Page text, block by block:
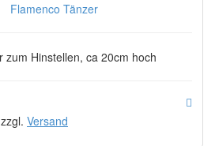
Flamenco Tänzer
zum Hinstellen, ca 20cm hoch
Versand